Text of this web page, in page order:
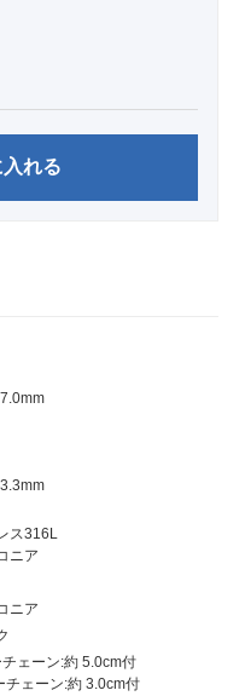
れる
ス316L
ニア
ニア
ェーン:約 5.0cm付
チェーン:約 3.0cm付